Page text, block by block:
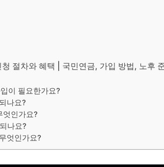
절차와 혜택 | 국민연금, 가입 방법, 노후
이 필요한가요?
나요?
엇인가요?
나요?
엇인가요?